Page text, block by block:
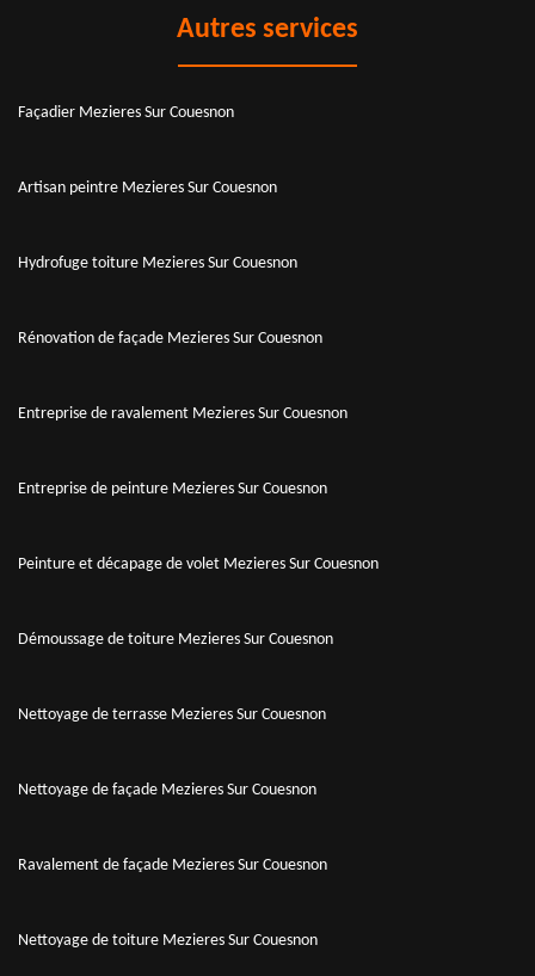
Autres services
Façadier Mezieres Sur Couesnon
Artisan peintre Mezieres Sur Couesnon
Hydrofuge toiture Mezieres Sur Couesnon
Rénovation de façade Mezieres Sur Couesnon
Entreprise de ravalement Mezieres Sur Couesnon
Entreprise de peinture Mezieres Sur Couesnon
Peinture et décapage de volet Mezieres Sur Couesnon
Démoussage de toiture Mezieres Sur Couesnon
Nettoyage de terrasse Mezieres Sur Couesnon
Nettoyage de façade Mezieres Sur Couesnon
Ravalement de façade Mezieres Sur Couesnon
Nettoyage de toiture Mezieres Sur Couesnon